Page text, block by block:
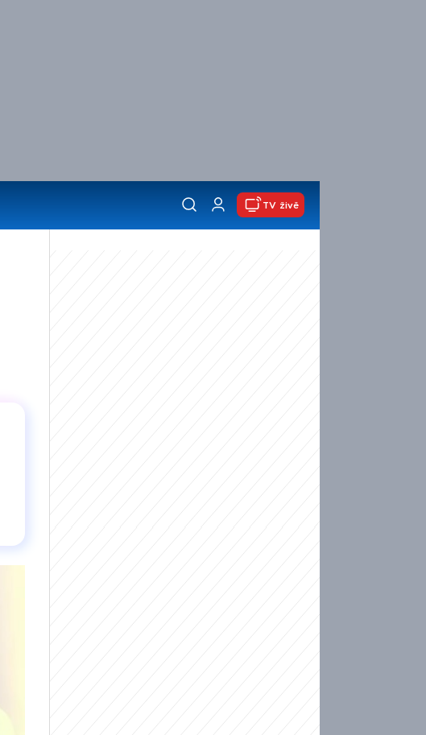
TV živě